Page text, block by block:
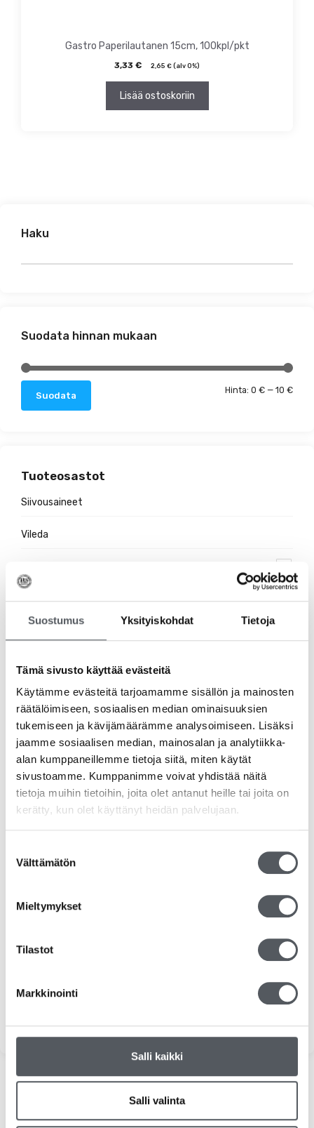
Suostumus Yksityiskohdat Tietoja
Tämä sivusto käyttää evästeitä
Käytämme evästeitä tarjoamamme sisällön ja mainosten
räätälöimiseen, sosiaalisen median ominaisuuksien
tukemiseen ja kävijämäärämme analysoimiseen. Lisäksi
jaamme sosiaalisen median, mainosalan ja analytiikka-
alan kumppaneillemme tietoja siitä, miten käytät
sivustoamme. Kumppanimme voivat yhdistää näitä
tietoja muihin tietoihin, joita olet antanut heille tai joita on
kerätty, kun olet käyttänyt heidän palvelujaan.
valinta
Välttämätön
Mieltymykset
Tilastot
Markkinointi
Salli kaikki
Salli valinta
Gastro Paperilautanen 15cm, 100kpl/pkt
3,33 € 2,65 € (alv 0%)
Lisää ostoskoriin
Haku
Suodata hinnan mukaan
Suodata Hinta: 0 € — 10 €
Tuoteosastot
Siivousaineet
Vileda
Jätehuolto
Pehmopaperit
Pesuaineet
Ravintolatarvikkeet
RS-tuotteet
Siivousvälineet
Katrin
Tork
Tarjoukset